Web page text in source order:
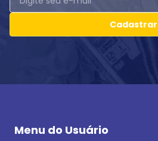
Cadastrar
Menu do Usuário